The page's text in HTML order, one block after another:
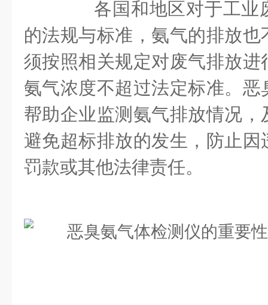
各国和地区对于工业
的法规与标准，氨气的排放
须按照相关规定对废气排放
氨气浓度不超过法定标准。
帮助企业监测氨气排放情况
避免超标排放的发生，防止
罚款或其他法律责任。